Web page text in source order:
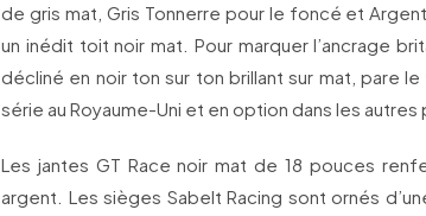
de gris mat, Gris Tonnerre pour le foncé et
un inédit toit noir mat. Pour marquer l’ancrage
décliné en noir ton sur ton brillant sur mat, pare
série au Royaume-Uni et en option dans les autres
Les jantes GT Race noir mat de 18 pouces
argent. Les sièges Sabelt Racing sont ornés